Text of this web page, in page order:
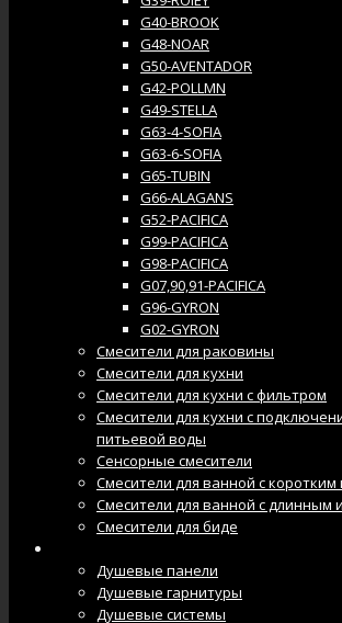
G40-BROOK
G48-NOAR
G50-AVENTADOR
G42-POLLMN
G49-STELLA
G63-4-SOFIA
G63-6-SOFIA
G65-TUBIN
G66-ALAGANS
G52-PACIFICA
G99-PACIFICA
G98-PACIFICA
G07,90,91-PACIFICA
G96-GYRON
G02-GYRON
Смесители для раковины
Смесители для кухни
Смесители для кухни с фильтром
Смесители для кухни с
питьевой воды
Сенсорные смесители
Смесители для ванной с коротким
Смесители для ванной с длинным
Смесители для биде
Душевые панели
Душевые гарнитуры
Душевые системы